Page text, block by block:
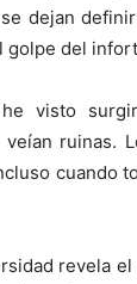
dejan
golpe del
visto
ruinas.
cuando
revela